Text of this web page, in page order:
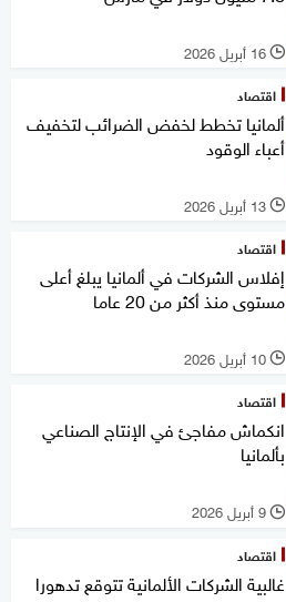
l 16 أبريل 2026
اقتصاد
ألمانيا تخطط لخفض الضرائب لتخفيف
أعباء الوقود
l 13 أبريل 2026
اقتصاد
إفلاس الشركات في ألمانيا يبلغ أعلى
مستوى منذ أكثر من 20 عاما
l 10 أبريل 2026
اقتصاد
انكماش مفاجئ في الإنتاج الصناعي
بألمانيا
l 9 أبريل 2026
اقتصاد
غالبية الشركات الألمانية تتوقع تدهورا